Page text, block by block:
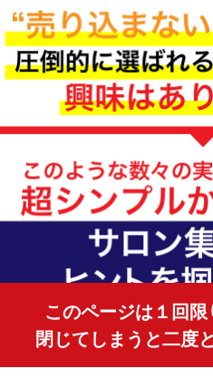
このページは１回限
閉じてしまうと二度